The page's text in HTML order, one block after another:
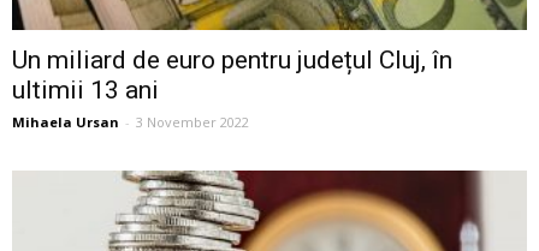
Un miliard de euro pentru județul Cluj, în
ultimii 13 ani
Mihaela Ursan - 3 November 2022